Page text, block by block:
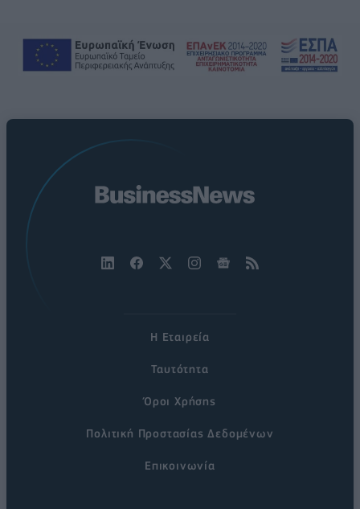
Η Εταιρεία
Ταυτότητα
Όροι Χρήσης
Πολιτική Προστασίας Δεδομένων
Επικοινωνία